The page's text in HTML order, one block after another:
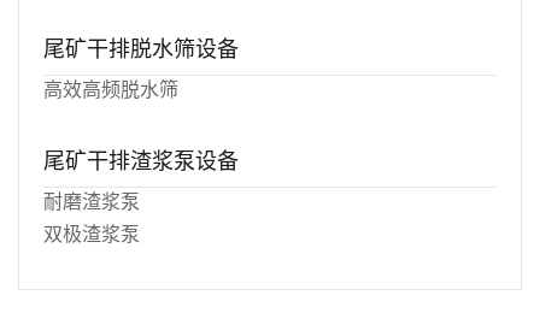
尾矿干排脱水筛设备
高效高频脱水筛
尾矿干排渣浆泵设备
耐磨渣浆泵
双极渣浆泵